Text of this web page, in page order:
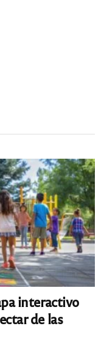
interactivo
de las